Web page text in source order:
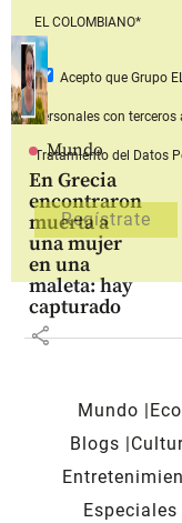
Mundo
En Grecia
encontraron
muerta a
una mujer
en una
maleta: hay
capturado
share
EL COLOMBIANO*
Acepto que Grupo
personales con
Tratamiento del Datos
Mundo
Blogs